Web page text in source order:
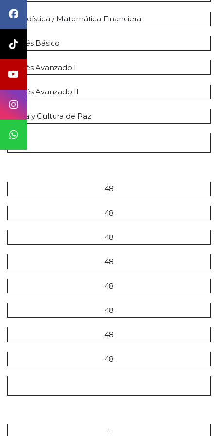
Estadística / Matemática Financiera
Inglés Básico
Inglés Avanzado I
Inglés Avanzado II
Ética y Cultura de Paz
48
48
48
48
48
48
48
48
1